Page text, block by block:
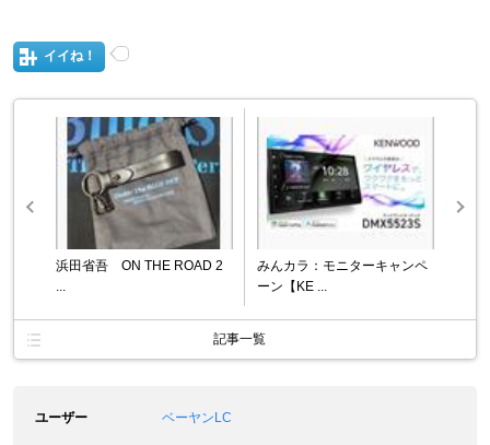
イイね！
浜田省吾 ON THE ROAD 2
...
みんカラ：モニターキャンペ
ーン【KE ...
記事一覧
ユーザー ベーヤンLC